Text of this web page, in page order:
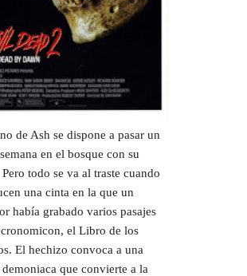
de Ash se dispone a pasar un
en el bosque con su
todo se va al traste cuando
una cinta en la que un
había grabado varios pasajes
el Libro de los
El hechizo convoca a una
que convierte a la